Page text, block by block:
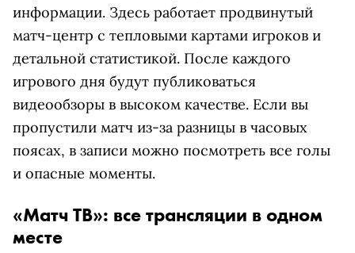
информации. Здесь работает продвинутый
матч-центр с тепловыми картами игроков и
детальной статистикой. После каждого
игрового дня будут публиковаться
видеообзоры в высоком качестве. Если вы
пропустили матч из-за разницы в часовых
поясах, в записи можно посмотреть все голы
и опасные моменты.
«Матч ТВ»: все трансляции в одном
месте